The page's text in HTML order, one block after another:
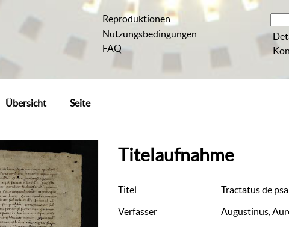
Reproduktionen
Nutzungsbedingungen
FAQ
Übersicht Seite
Titelaufnahme
Titel
Tractatus de
Verfasser
Augustinus,